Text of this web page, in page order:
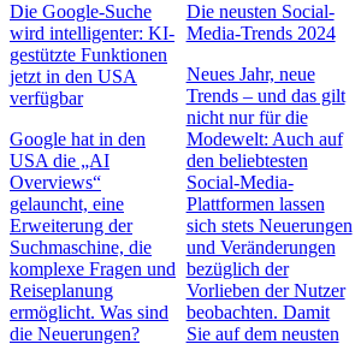
Die Google-Suche
wird intelligenter: KI-
gestützte Funktionen
jetzt in den USA
verfügbar
Google hat in den
USA die „AI
Overviews“
gelauncht, eine
Erweiterung der
Suchmaschine, die
komplexe Fragen und
Reiseplanung
ermöglicht. Was sind
die Neuerungen?
Die neusten Social-
Media-Trends 2024
Neues Jahr, neue
Trends – und das gilt
nicht nur für die
Modewelt: Auch auf
den beliebtesten
Social-Media-
Plattformen lassen
sich stets Neuerungen
und Veränderungen
bezüglich der
Vorlieben der Nutzer
beobachten. Damit
Sie auf dem neusten